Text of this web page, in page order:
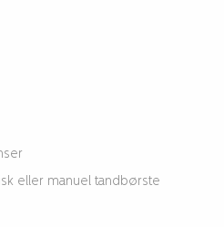
eller manuel tandbørste